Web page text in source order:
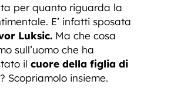
per quanto riguarda la
E’ infatti sposata
Luksic. Ma che cosa
sull’uomo che ha
il cuore della figlia di
? Scopriamolo insieme.